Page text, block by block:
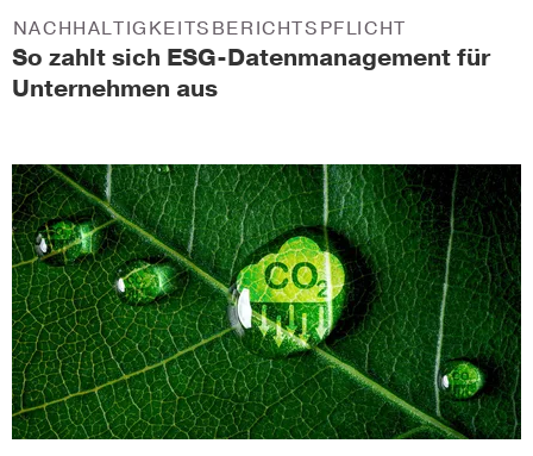
So zahlt sich ESG-Datenmanagement für
Unternehmen aus
NACHHALTIGKEITSBERICHTSPFLICHT